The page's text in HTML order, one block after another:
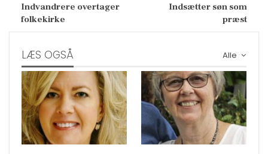
Indvandrere overtager
folkekirke
Indsætter søn som
præst
Alle
LÆS OGSÅ